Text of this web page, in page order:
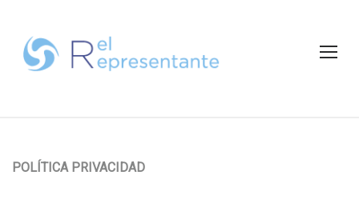
P
POLÍTICA PRIVACIDAD